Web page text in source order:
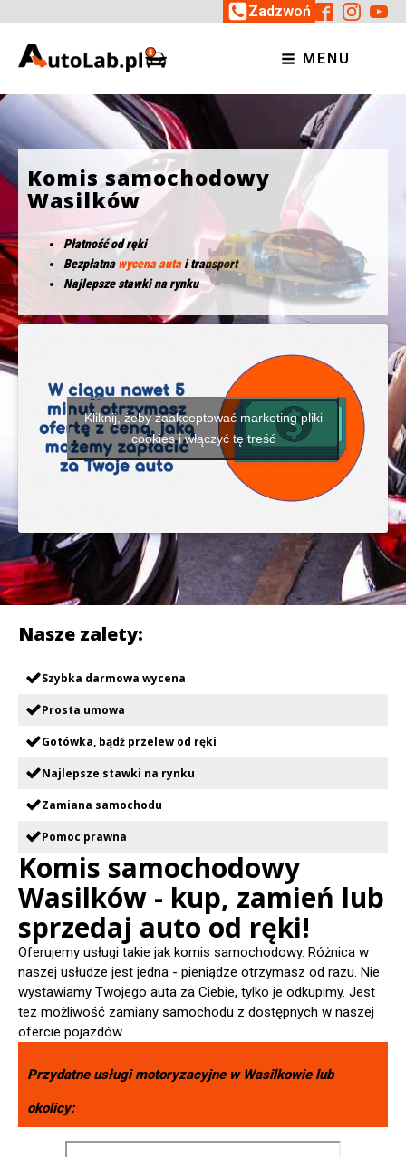
Zadzwoń
MENU
Komis samochodowy
Wasilków
Płatność od ręki
Bezpłatnawycena autai transport
Najlepsze stawki na rynku
Kliknij, żeby zaakceptować marketing pliki
cookies i włączyć tę treść
Nasze zalety:
Szybka darmowa wycena
Prosta umowa
Gotówka, bądź przelew od ręki
Najlepsze stawki na rynku
Zamiana samochodu
Pomoc prawna
Komis samochodowy
Wasilków - kup, zamień lub
sprzedaj auto od ręki!
Oferujemy usługi takie jak komis samochodowy. Różnica w
naszej usłudze jest jedna - pieniądze otrzymasz od razu. Nie
wystawiamy Twojego auta za Ciebie, tylko je odkupimy. Jest
tez możliwość zamiany samochodu z dostępnych w naszej
ofercie pojazdów.
Przydatne usługi motoryzacyjne w Wasilkowielub
okolicy: